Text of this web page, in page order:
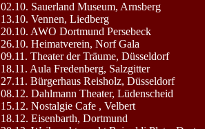
02.10. Sauerland Museum, Arnsberg
13.10. Vennen, Liedberg
20.10. AWO Dortmund Persebeck
26.10. Heimatverein, Norf Gala
09.11. Theater der Träume, Düsseldorf
18.11. Aula Fredenberg, Salzgitter
27.11. Bürgerhaus Reisholz, Düsseldorf
08.12. Dahlmann Theater, Lüdenscheid
15.12. Nostalgie Cafe , Velbert
18.12. Eisenbarth, Dortmund